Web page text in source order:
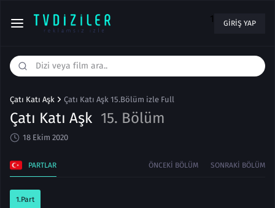
1 GIRIŞ YAP
Çatı Katı Aşk Çatı Katı Aşk 15.Bölüm izle Full
Çatı Katı Aşk 15. Bölüm
18 Ekim 2020
PARTLAR ÖNCEKI BÖLÜM SONRAKI BÖLÜM
1.Part